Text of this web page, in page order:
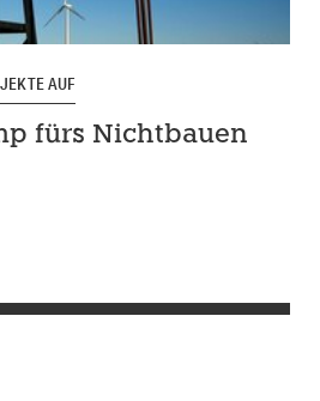
AUF
fürs Nichtbauen